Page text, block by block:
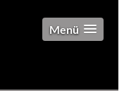
Menü